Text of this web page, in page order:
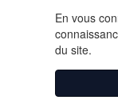
En vous
du site.